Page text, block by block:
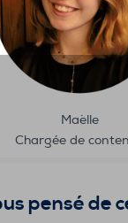
Maëlle
Chargée de
pensé de